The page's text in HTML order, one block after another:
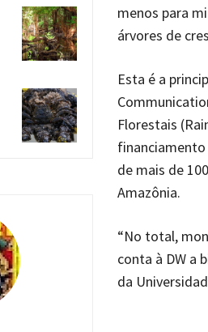
menos para
árvores de
Esta é a
Florestais
financiamento
de mais de
Amazônia.
“No total,
conta à DW a
da